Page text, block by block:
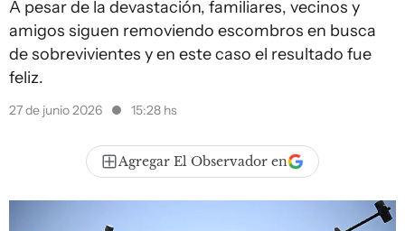
A pesar de la devastación, familiares, vecinos y
amigos siguen removiendo escombros en busca
de sobrevivientes y en este caso el resultado fue
feliz.
27 de junio 2026 15:28 hs
Agregar El Observador en